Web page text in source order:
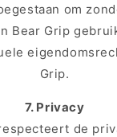
om
Bear Grip
Grip.
7. Privacy
de